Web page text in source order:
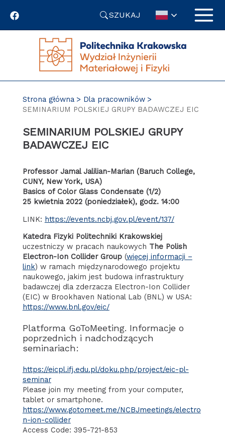
SZUKAJ
Strona główna
Dla pracowników
SEMINARIUM POLSKIEJ GRUPY BADAWCZEJ EIC
SEMINARIUM POLSKIEJ GRUPY
BADAWCZEJ EIC
Professor Jamal Jalilian-Marian (Baruch College,
CUNY, New York, USA)
Basics of Color Glass Condensate (1/2)
25 kwietnia 2022 (poniedziałek), godz. 14:00
LINK: https://events.ncbj.gov.pl/event/137/
Katedra Fizyki Politechniki Krakowskiej
uczestniczy w pracach naukowych The Polish
Electron-Ion Collider Group(więcej informacji –
link) w ramach międzynarodowego projektu
naukowego, jakim jest budowa infrastruktury
badawczej dla zderzacza Electron-Ion Collider
(EIC) w Brookhaven National Lab (BNL) w USA:
https://www.bnl.gov/eic/
Platforma GoToMeeting. Informacje o
poprzednich i nadchodzących
seminariach:
https://eicpl.ifj.edu.pl/doku.php/project/eic-pl-
seminar
Please join my meeting from your computer,
tablet or smartphone.
https://www.gotomeet.me/NCBJmeetings/electro
n-ion-collider
Access Code: 395-721-853